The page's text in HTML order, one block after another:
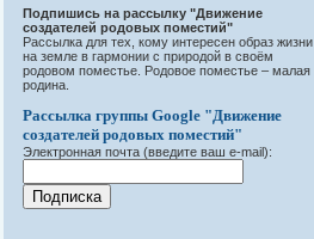
Подпишись на рассылку "Движение
создателей родовых поместий"
Рассылка для тех, кому интересен образ жизни
на земле в гармонии с природой в своём
родовом поместье. Родовое поместье – малая
родина.
Рассылка группы Google "Движение
создателей родовых поместий"
Электронная почта (введите ваш e-mail):